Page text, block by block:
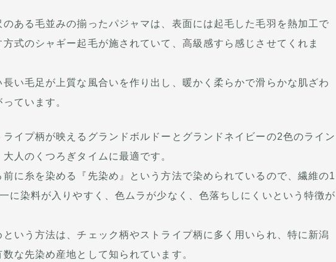
のある毛並みの揃ったパジャマは、表面には起毛した毛羽を熱加工で
方式のシャギー起毛が施されていて、高級感すら感じさせてくれま
長い毛足が上質な風合いを作り出し、暖かく柔らかで滑らかな肌ざわ
ています。
ライプ柄が映えるグランドボルドーとグランドネイビーの2色のライン
人のくつろぎタイムに最適です。
前に糸を染める『先染め』という方法で染められているので、繊維の1
に染料が入りやすく、色ムラが少なく、色落ちしにくいという特徴が
という方法は、チェック柄やストライプ柄に多く用いられ、特に新潟
数な先染め産地として知られています。